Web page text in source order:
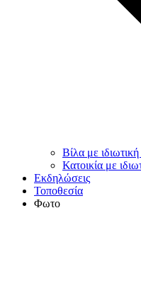
Βίλα με
Κατοικία με
Εκδηλώσεις
Τοποθεσία
Φωτο